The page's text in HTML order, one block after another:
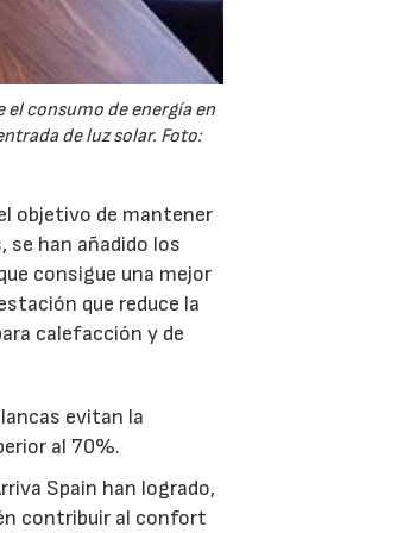
consumo de energía en
de luz solar. Foto:
objetivo de mantener
se han añadido los
consigue una mejor
que reduce la
calefacción y de
evitan la
al 70%.
Spain han logrado,
contribuir al confort